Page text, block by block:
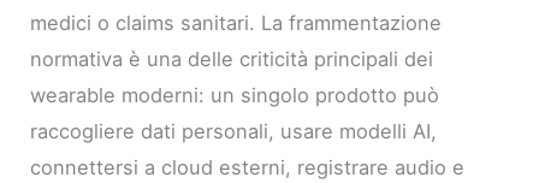
medici o claims sanitari. La frammentazione
normativa è una delle criticità principali dei
wearable moderni: un singolo prodotto può
raccogliere dati personali, usare modelli AI,
connettersi a cloud esterni, registrare audio e